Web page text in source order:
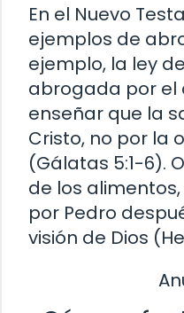
En el Nuevo
ejemplos de
ejemplo, la ley
abrogada por el
enseñar que la
Cristo, no por la
(Gálatas 5:1-6).
de los
por Pedro
visión de Dios